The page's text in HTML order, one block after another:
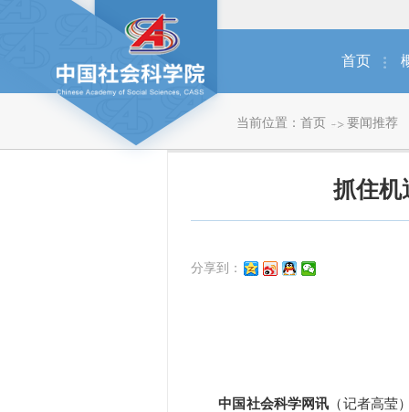
首页
当前位置： 首页 要闻推荐
抓住机
分享到：
中国社会科学网讯 （记者高莹